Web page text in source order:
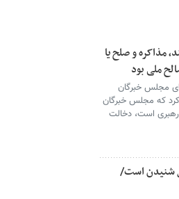
مذاکره و صلح یا
ملی بود
مجلس خبرگان
کرد که مجلس خبرگان
رهبری است، دخالت
شنیدن است/